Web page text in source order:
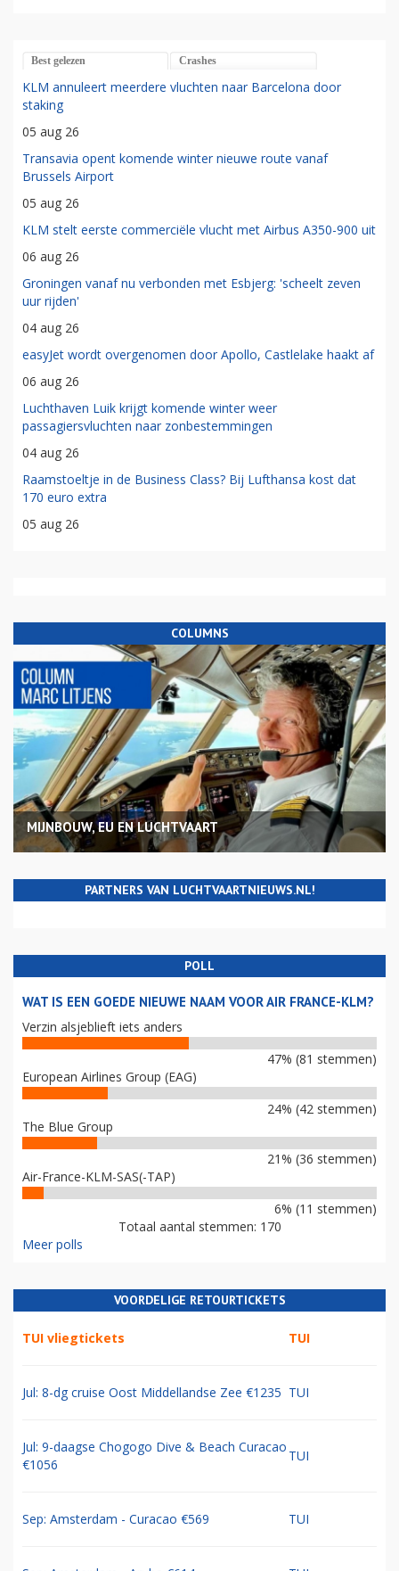
Best gelezen Crashes
KLM annuleert meerdere vluchten naar Barcelona door
staking
05 aug 26
Transavia opent komende winter nieuwe route vanaf
Brussels Airport
05 aug 26
KLM stelt eerste commerciële vlucht met Airbus A350-900 uit
06 aug 26
Groningen vanaf nu verbonden met Esbjerg: 'scheelt zeven
uur rijden'
04 aug 26
easyJet wordt overgenomen door Apollo, Castlelake haakt af
06 aug 26
Luchthaven Luik krijgt komende winter weer
passagiersvluchten naar zonbestemmingen
04 aug 26
Raamstoeltje in de Business Class? Bij Lufthansa kost dat
170 euro extra
05 aug 26
COLUMNS
MIJNBOUW, EU EN LUCHTVAART
PARTNERS VAN LUCHTVAARTNIEUWS.NL!
POLL
WAT IS EEN GOEDE NIEUWE NAAM VOOR AIR FRANCE-KLM?
Verzin alsjeblieft iets anders
47% (81 stemmen)
European Airlines Group (EAG)
24% (42 stemmen)
The Blue Group
21% (36 stemmen)
Air-France-KLM-SAS(-TAP)
6% (11 stemmen)
Totaal aantal stemmen: 170
Meer polls
VOORDELIGE RETOURTICKETS
TUI vliegtickets TUI
Jul: 8-dg cruise Oost Middellandse Zee €1235 TUI
Jul: 9-daagse Chogogo Dive & Beach Curacao
€1056
TUI
Sep: Amsterdam - Curacao €569 TUI